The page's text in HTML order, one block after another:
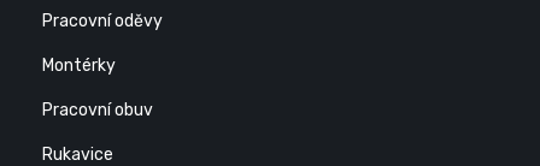
Pracovní oděvy
Montérky
Pracovní obuv
Rukavice